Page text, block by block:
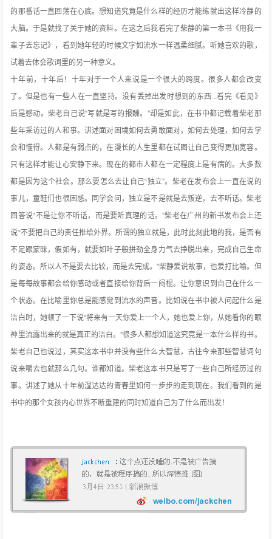
的那番话一直回荡在心底。想知道究竟是什么样的经历才能练就出这样冷静的
大脑。于是就找了关于她的资料。在这之后我看完了柴静的第一本书《用我一
辈子去忘记》，看到她年轻的时候文字如流水一样温柔细腻。听她喜欢的歌，
试着去体会歌词里的另一种意义。
十年前，十年后！十年对于一个人来说是一个很大的跨度。很多人都会改变
了。但是也有一些人在一直坚持。没有丢掉出发时想到的东西...看完《看见》
后是感动。柴老自己说“写就是写的报酬。”却是如此，在书中都记载着柴老那
些年采访过的人和事。讲述面对困境如何去勇敢面对，如何去处理，如何去学
会和懂得。人都是有弱点的，在漫长的人生里都在试图让自己变得更加宽容。
只有这样才能让心安静下来。现在的都市人都在一定程度上是有病的。大多数
都是因为这个社会。那么要怎么去让自己“独立”。柴老在发布会上一直在说的
事儿，童鞋们也很困惑。同学会问，独立是不是就是去叛逆，去不听话。柴老
回答说“不是让你不听话，而是要听真理的话。”柴老在广州的新书发布会上还
说“不要把自己的责任推给外界。所谓的独立就是，此时此刻此地的我，是否有
不足跟蒙昧，假如有，就要如叶子般拼劲全身力气去挣脱出来，完成自己生命
的姿态。所以人不是要去比较，而是去完成。”柴静爱说故事，也爱打比喻。但
是每每故事都会给你感动或者直接给你背后一闷棍。让你意识到自己在什么一
个状态。在比喻里你总是能感觉到流水的声音。比如说在书中被人问起什么是
洁白时，她顿了一下说“将来有一天你爱上一个人，她也爱上你，从她看你的眼
神里流露出来的就是真正的洁白。”很多人都想知道这究竟是一本什么样的书。
柴老自己也说过，其实这本书中并没有些什么大智慧，古往今来那些智慧词句
说来嚼去也就那么几句。谁都知道。柴老这本书只是写了一些自己所经历过的
事。讲述了她从十年前湿达达的青春里如何一步步的走到现在。我们看到的是
书中的那个女孩内心世界不断重建的同时知道自己为了什么而出发！